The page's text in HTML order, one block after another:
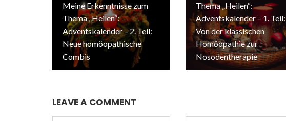
Meine Erkenntnisse zum
Thema „Heilen“:
Adventskalender – 2. Teil:
Neue homöopathische
Combis
Thema „Heilen“:
Adventskalender – 1. Teil:
Von der klassischen
Homöopathie zur
Nosodentherapie
LEAVE A COMMENT